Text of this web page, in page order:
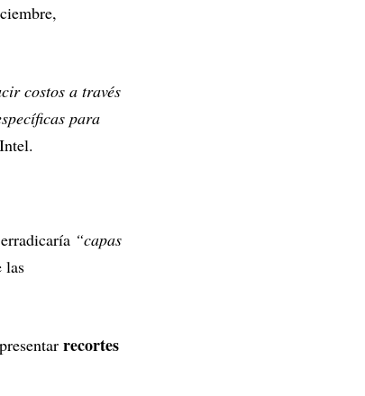
costos a través
para
“capas
las
recortes